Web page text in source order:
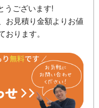
うございます!
お見積り金額よりお値
ります。